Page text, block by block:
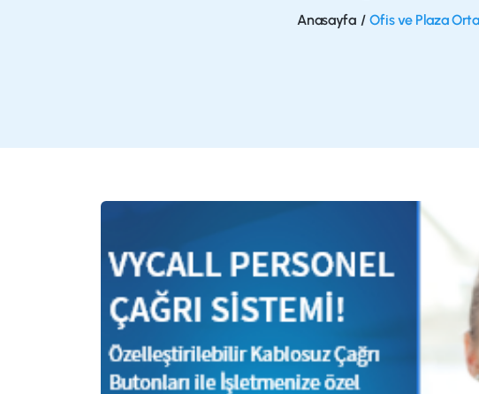
Anasayfa / Ofis ve Plaza